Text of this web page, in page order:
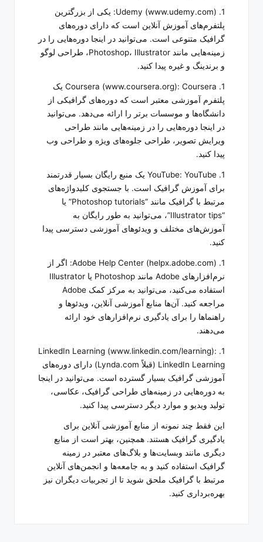
1. Udemy (www.udemy.com): یکی از بزرگترین
پلتفرم‌های آموزش آنلاین است که دارای دوره‌های
گرافیک متنوعی است. می‌توانید در اینجا دوره‌هایی را در
زمینه‌هایی مانند Photoshop، Illustrator، طراحی لوگو
و برندینگ و غیره پیدا کنید.
1. Coursera (www.coursera.org): Coursera یک
پلتفرم آموزشی معتبر است که دوره‌های گرافیکی از
دانشگاه‌ها و موسسات برتر را ارائه می‌دهد. می‌توانید
در اینجا دوره‌هایی را در زمینه‌هایی مانند طراحی
ویرایش تصویر، طراحی جلوه‌های ویژه و طراحی وب
پیدا کنید.
1. YouTube: YouTube یک منبع رایگان بسیار قدرتمند
برای آموزش گرافیک است. با جستجوی کلیدواژه‌های
مرتبط با گرافیک مانند “Photoshop tutorials” یا
“Illustrator tips”، می‌توانید به طور رایگان به
آموزش‌های مختلف و ویدئوهای آموزشی دسترسی پیدا
کنید.
1. Adobe Help Center (helpx.adobe.com): اگر از
نرم‌افزارهای Adobe مانند Photoshop یا Illustrator
استفاده می‌کنید، می‌توانید به مرکز کمک Adobe
مراجعه کنید. آن‌ها منابع آموزشی آنلاین، ویدئوها و
راهنماها را برای یادگیری نرم‌افزارهای خود ارائه
می‌دهند.
1. LinkedIn Learning (www.linkedin.com/learning):
LinkedIn Learning (قبلاً Lynda.com) دارای دوره‌های
آموزشی گرافیک بسیار گسترده است. می‌توانید در اینجا
به دوره‌هایی در زمینه‌های طراحی گرافیک، عکاسی،
تولید ویدیو و موارد دیگر دسترسی پیدا کنید.
این فقط چند نمونه از منابع آموزشی آنلاین برای
یادگیری گرافیک هستند. همچنین، بهتر است از منابع
دیگری مانند وبسایت‌ها و بلاگ‌های معتبر در زمینه
گرافیک استفاده کنید و به جامعه‌ها و انجمن‌های آنلاین
مرتبط با گرافیک ملحق شوید تا از تجربیات دیگران نیز
بهره‌برداری کنید.